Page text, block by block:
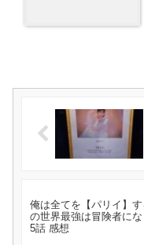
俺は全てを【パリイ】
の世界最強は冒険者に
5話 感想